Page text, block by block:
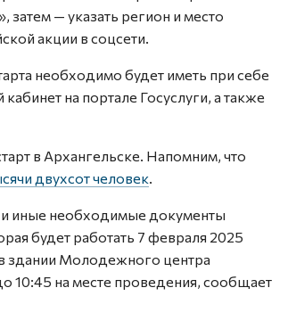
затем — указать регион и место
акции в соцсети.
необходимо будет иметь при себе
на портале Госуслуги, а также
в Архангельске. Напомним, что
двухсот человек.
и иные необходимые документы
будет работать 7 февраля 2025
здании Молодежного центра
10:45 на месте проведения, сообщает